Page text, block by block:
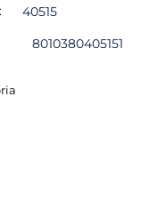
40515
8010380405151